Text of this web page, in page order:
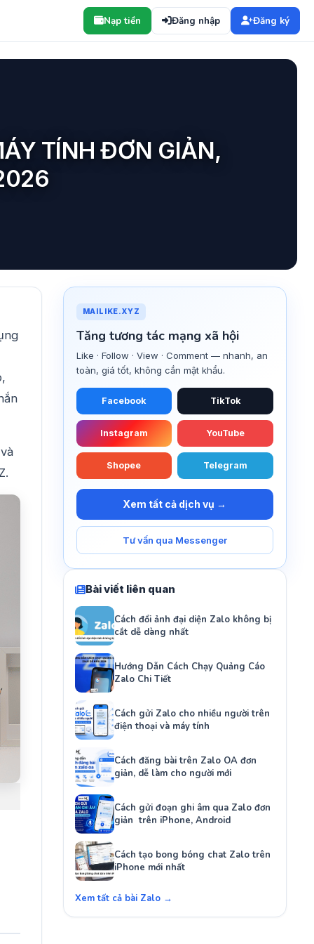
Nạp tiền Đăng nhập Đăng ký
TÍNH ĐƠN GIẢN,
MAILIKE.XYZ
Tăng tương tác mạng xã hội
Like · Follow · View · Comment — nhanh, an
toàn, giá tốt, không cần mật khẩu.
Facebook TikTok
Instagram YouTube
Shopee Telegram
Xem tất cả dịch vụ →
Tư vấn qua Messenger
Bài viết liên quan
Cách đổi ảnh đại diện Zalo không bị
cắt dễ dàng nhất
Hướng Dẫn Cách Chạy Quảng Cáo
Zalo Chi Tiết
Cách gửi Zalo cho nhiều người trên
điện thoại và máy tính
Cách đăng bài trên Zalo OA đơn
giản, dễ làm cho người mới
Cách gửi đoạn ghi âm qua Zalo đơn
giản trên iPhone, Android
Cách tạo bong bóng chat Zalo trên
iPhone mới nhất
Xem tất cả bài Zalo →